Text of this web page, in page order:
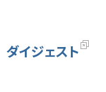
ダイジェスト